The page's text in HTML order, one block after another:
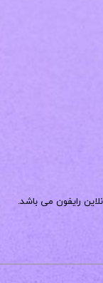
رایفون می باشد.